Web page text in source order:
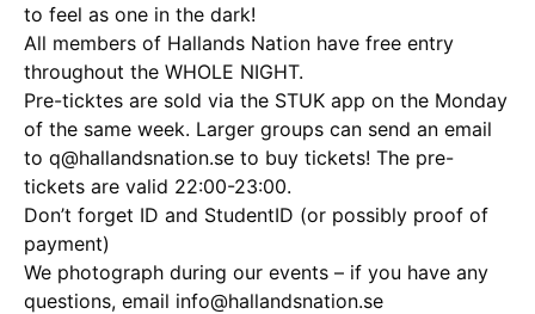
to feel as one in the dark!
All members of Hallands Nation have free entry
throughout the WHOLE NIGHT.
Pre-ticktes are sold via the STUK app on the Monday
of the same week. Larger groups can send an email
to q@hallandsnation.se to buy tickets! The pre-
tickets are valid 22:00-23:00.
Don’t forget ID and StudentID (or possibly proof of
payment)
We photograph during our events – if you have any
questions, email info@hallandsnation.se